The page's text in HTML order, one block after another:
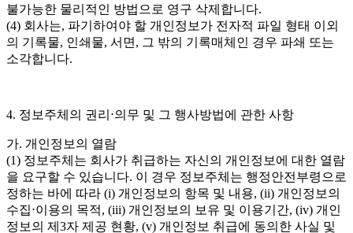
불가능한 물리적인 방법으로 영구 삭제합니다.
(4) 회사는, 파기하여야 할 개인정보가 전자적 파일 형태 이외
의 기록물, 인쇄물, 서면, 그 밖의 기록매체인 경우 파쇄 또는
소각합니다.
4. 정보주체의 권리⋅의무 및 그 행사방법에 관한 사항
가. 개인정보의 열람
(1) 정보주체는 회사가 취급하는 자신의 개인정보에 대한 열람
을 요구할 수 있습니다. 이 경우 정보주체는 행정안전부령으로
정하는 바에 따라 (i) 개인정보의 항목 및 내용, (ii) 개인정보의
수집⋅이용의 목적, (iii) 개인정보의 보유 및 이용기간, (iv) 개인
정보의 제3자 제공 현황, (v) 개인정보 취급에 동의한 사실 및